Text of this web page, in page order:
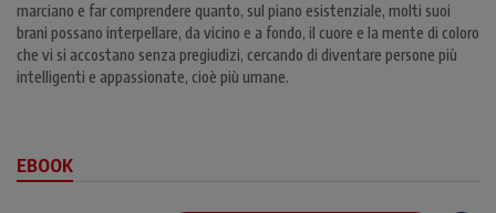
marciano e far comprendere quanto, sul piano esistenziale, molti suoi
brani possano interpellare, da vicino e a fondo, il cuore e la mente di coloro
che vi si accostano senza pregiudizi, cercando di diventare persone più
intelligenti e appassionate, cioè più umane.
EBOOK